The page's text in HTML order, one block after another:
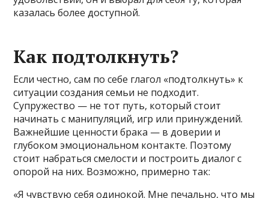
казалась более доступной.
Как подтолкнуть?
Если честно, сам по себе глагол «подтолкнуть» к
ситуации создания семьи не подходит.
Супружество — не тот путь, который стоит
начинать с манипуляций, игр или принуждений.
Важнейшие ценности брака — в доверии и
глубоком эмоциональном контакте. Поэтому
стоит набраться смелости и построить диалог с
опорой на них. Возможно, примерно так:
«Я чувствую себя одинокой. Мне печально, что мы